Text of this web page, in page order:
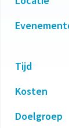
Tijd
Kosten
Doelgroep